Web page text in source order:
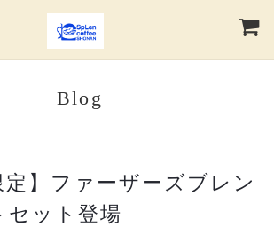
Blog
定】ファーザーズブレン
セット登場